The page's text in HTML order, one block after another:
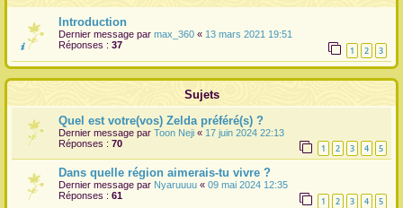
Introduction
Dernier message par max_360 « 13 mars 2021 19:51
Réponses : 37 1 2 3
Sujets
Quel est votre(vos) Zelda préféré(s) ?
Dernier message par Toon Neji « 17 juin 2024 22:13
Réponses : 70 1 2 3 4 5
Dans quelle région aimerais-tu vivre ?
Dernier message par Nyaruuuu « 09 mai 2024 12:35
Réponses : 61 1 2 3 4 5